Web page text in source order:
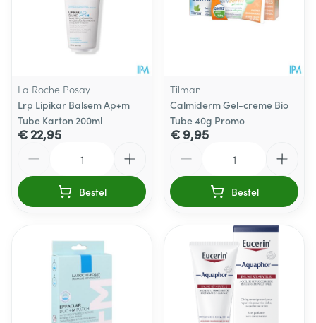
La Roche Posay
Lrp Lipikar Balsem Ap+m
Tube Karton 200ml
€ 22,95
Bestel
Tilman
Calmiderm Gel-creme Bio
Tube 40g Promo
€ 9,95
Bestel